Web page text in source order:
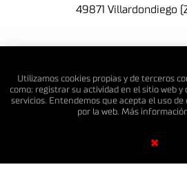
49871 Villardondiego
© MERINO 4X4 S.L. Todos los
Diseño Web SGM
Utilizamos cookies propias y de terceros
como: registrar su actividad en el sitio web
servicios. Entendemos que acepta el uso
por la web. Más